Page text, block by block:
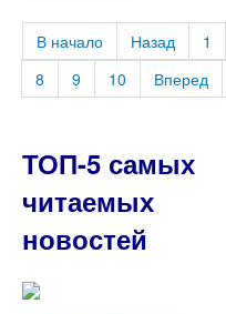
В начало Назад 1
8
9 10 Вперед
ТОП-5 самых
читаемых
новостей